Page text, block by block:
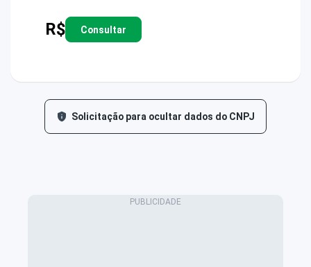
R$ Consultar
Solicitação para ocultar dados do CNPJ